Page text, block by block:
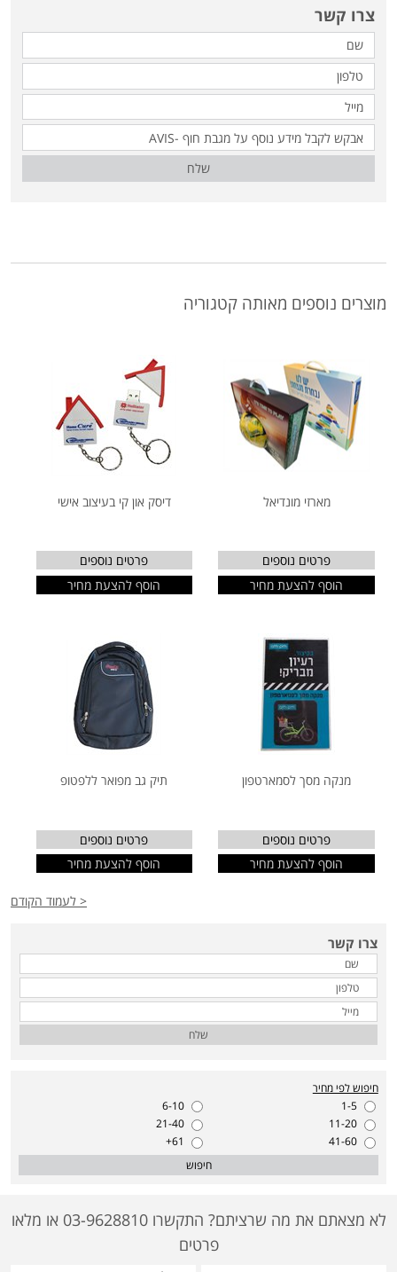
צרו קשר
שלח
מוצרים נוספים מאותה קטגוריה
מארזי מונדיאל
פרטים נוספים
הוסף להצעת מחיר
דיסק און קי בעיצוב אישי
פרטים נוספים
הוסף להצעת מחיר
מנקה מסך לסמארטפון
פרטים נוספים
הוסף להצעת מחיר
תיק גב מפואר ללפטופ
פרטים נוספים
הוסף להצעת מחיר
< לעמוד הקודם
צרו קשר
שלח
חיפוש לפי מחיר
1-5
6-10
11-20
21-40
41-60
61+
חיפוש
לא מצאתם את מה שרציתם? התקשרו 03-9628810 או מלאו
פרטים